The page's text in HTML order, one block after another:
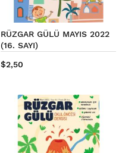
RÜZGAR GÜLÜ MAYIS 2022
(16. SAYI)
$2,50